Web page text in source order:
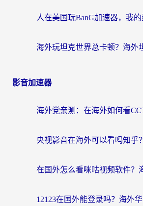
影音加速器